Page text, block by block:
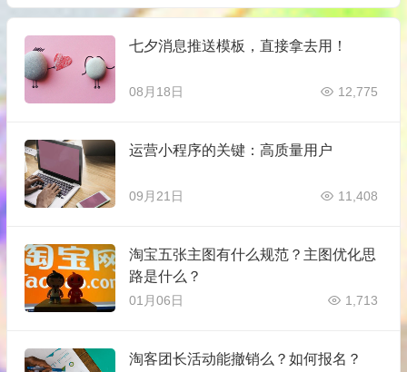
七夕消息推送模板，直接拿去用！
08月18日 12,775
运营小程序的关键：高质量用户
09月21日 11,408
淘宝五张主图有什么规范？主图优化思
路是什么？
01月06日 1,713
淘客团长活动能撤销么？如何报名？